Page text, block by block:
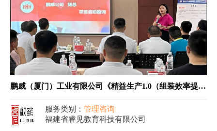
鹏威（厦门）工业有限公司《精益生产1.0（组装效率提升+仓库提效）项目》
服务类别： 管理咨询
福建省睿见教育科技有限公司